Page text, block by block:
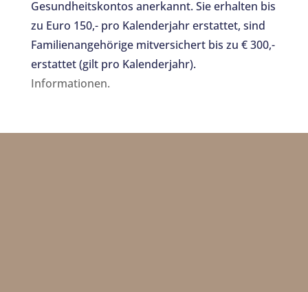
Gesundheitskontos anerkannt. Sie erhalten bis
zu Euro 150,- pro Kalenderjahr erstattet, sind
Familienangehörige mitversichert bis zu € 300,-
erstattet (gilt pro Kalenderjahr).
Informationen.